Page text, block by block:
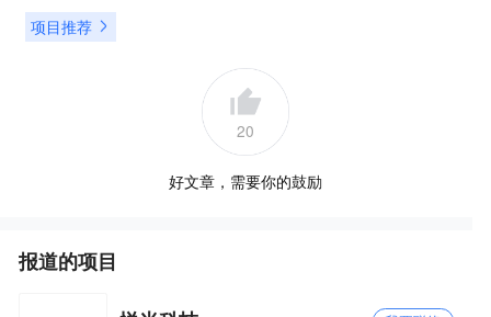
项目推荐
20
好文章，需要你的鼓励
报道的项目